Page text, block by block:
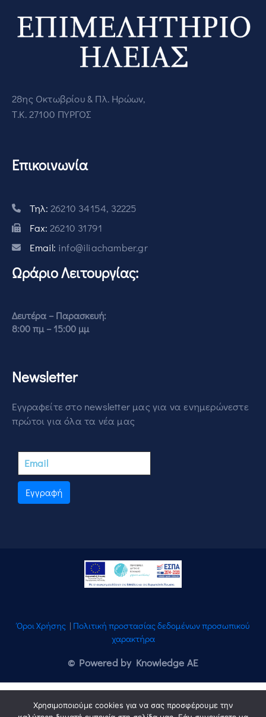
28ης Οκτωβρίου & Πλ. Ηρώων,
Τ.Κ. 27100 ΠΥΡΓΟΣ
Επικοινωνία
Τηλ: 26210 34154, 32225
Fax: 26210 31791
Email: info@iliachamber.gr
Ωράριο Λειτουργίας:
Δευτέρα – Παρασκευή:
8:00 πμ – 15:00 μμ
Newsletter
Εγγραφείτε στο newsletter μας για να ενημερώνεστε
πρώτοι για όλα τα νέα μας
Εγγραφή
Όροι Χρήσης | Πολιτική προστασίας δεδομένων προσωπικού
χαρακτήρα
© Powered by Knowledge AE
Χρησιμοποιούμε cookies για να σας προσφέρουμε την